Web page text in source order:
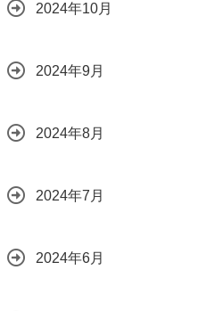
2024年10月
2024年9月
2024年8月
2024年7月
2024年6月